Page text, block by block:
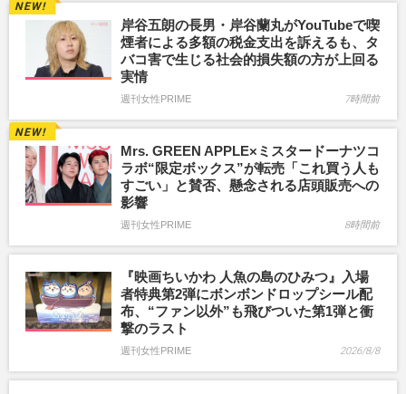
岸谷五朗の長男・岸谷蘭丸がYouTubeで喫
煙者による多額の税金支出を訴えるも、タ
バコ害で生じる社会的損失額の方が上回る
実情
週刊女性PRIME 7時間前
Mrs. GREEN APPLE×ミスタードーナツコ
ラボ“限定ボックス”が転売「これ買う人も
すごい」と賛否、懸念される店頭販売への
影響
週刊女性PRIME 8時間前
『映画ちいかわ 人魚の島のひみつ』入場
者特典第2弾にボンボンドロップシール配
布、“ファン以外”も飛びついた第1弾と衝
撃のラスト
週刊女性PRIME 2026/8/8